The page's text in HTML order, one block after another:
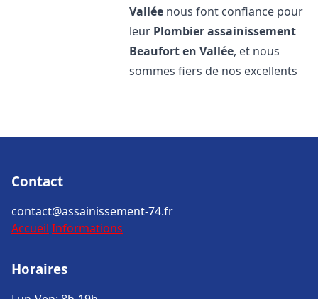
Vallée nous font confiance pour
leur Plombier assainissement
Beaufort en Vallée, et nous
sommes fiers de nos excellents
Contact
contact@assainissement-74.fr
Accueil Informations
Horaires